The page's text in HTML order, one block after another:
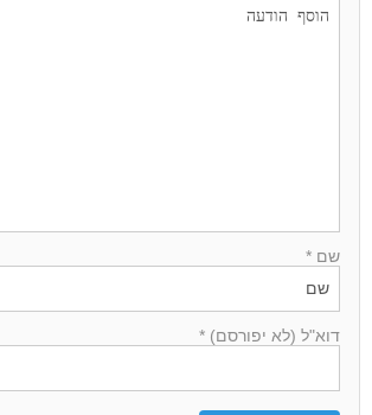
שם *
דוא"ל (לא יפורסם) *